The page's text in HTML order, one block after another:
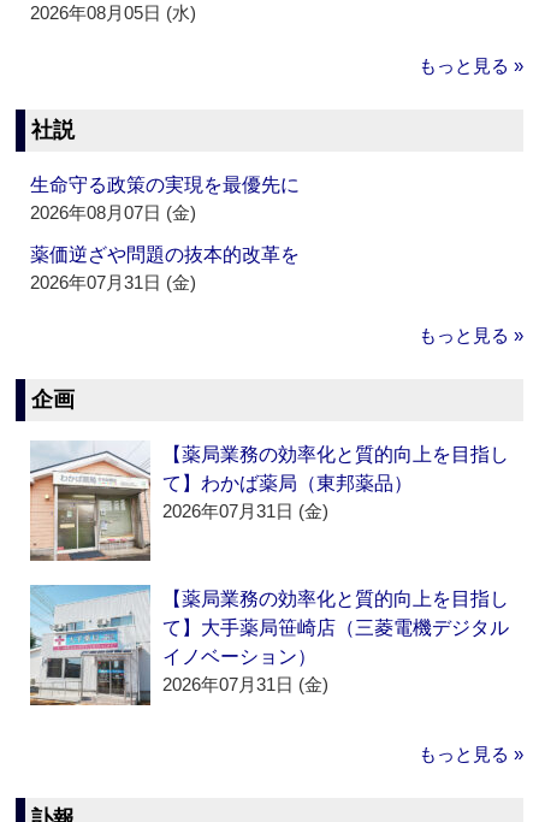
2026年08月05日 (水)
もっと見る »
社説
生命守る政策の実現を最優先に
2026年08月07日 (金)
薬価逆ざや問題の抜本的改革を
2026年07月31日 (金)
もっと見る »
企画
【薬局業務の効率化と質的向上を目指し
て】わかば薬局（東邦薬品）
2026年07月31日 (金)
【薬局業務の効率化と質的向上を目指し
て】大手薬局笹崎店（三菱電機デジタル
イノベーション）
2026年07月31日 (金)
もっと見る »